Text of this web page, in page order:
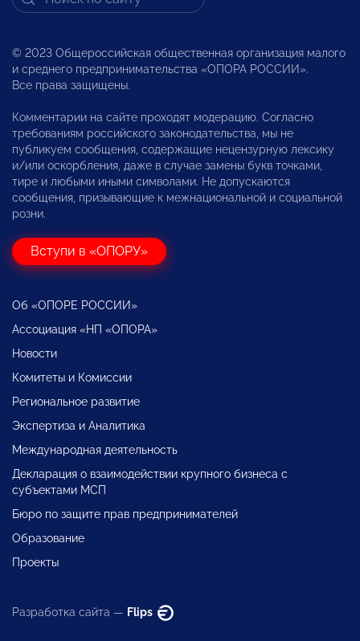
© 2023 Общероссийская общественная организация малого
и среднего предпринимательства «ОПОРА РОССИИ».
Все права защищены.
Комментарии на сайте проходят модерацию. Согласно
требованиям российского законодательства, мы не
публикуем сообщения, содержащие нецензурную лексику
и/или оскорбления, даже в случае замены букв точками,
тире и любыми иными символами. Не допускаются
сообщения, призывающие к межнациональной и социальной
розни.
Вступи в «ОПОРУ»
Об «ОПОРЕ РОССИИ»
Ассоциация «НП «ОПОРА»
Новости
Комитеты и Комиссии
Региональное развитие
Экспертиза и Аналитика
Международная деятельность
Декларация о взаимодействии крупного бизнеса с
субъектами МСП
Бюро по защите прав предпринимателей
Образование
Проекты
Разработка сайта — Flips